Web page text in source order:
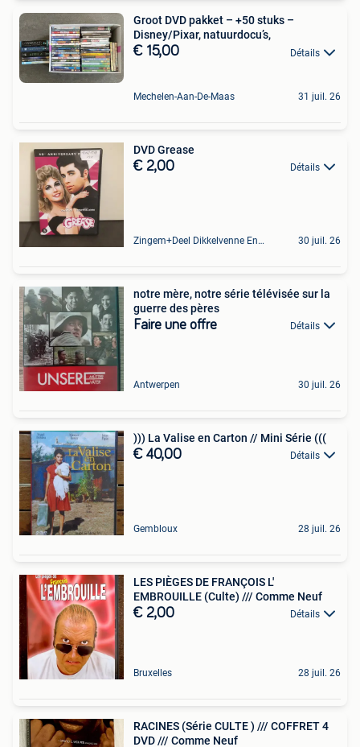
Groot DVD pakket – +50 stuks –
Disney/Pixar, natuurdocu’s,
€ 15,00 Détails
Mechelen-Aan-De-Maas 31 juil. 26
DVD Grease
€ 2,00 Détails
Zingem+Deel Dikkelvenne En Nederzwalm-Hermelgem 30 juil. 26
notre mère, notre série télévisée sur la
guerre des pères
Faire une offre Détails
Antwerpen 30 juil. 26
))) La Valise en Carton // Mini Série (((
€ 40,00 Détails
Gembloux 28 juil. 26
LES PIÈGES DE FRANÇOIS L'
EMBROUILLE (Culte) /// Comme Neuf
€ 2,00 Détails
Bruxelles 28 juil. 26
RACINES (Série CULTE ) /// COFFRET 4
DVD /// Comme Neuf